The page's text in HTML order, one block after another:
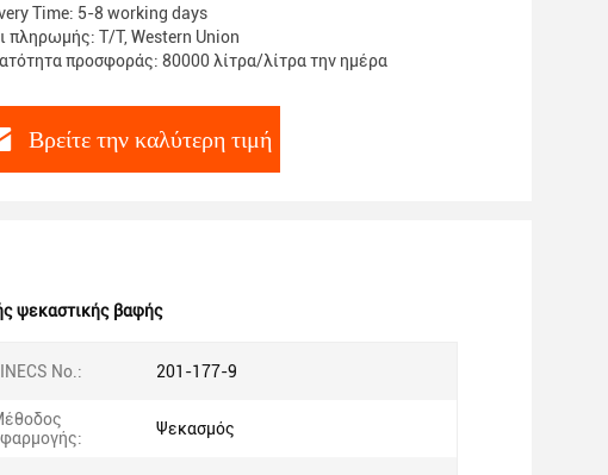
Time: 5-8 working days
πληρωμής: T/T, Western Union
προσφοράς: 80000 λίτρα/λίτρα την ημέρα
Βρείτε την καλύτερη τιμή
ψεκαστικής βαφής
No.: 201-177-9
Ψεκασμός